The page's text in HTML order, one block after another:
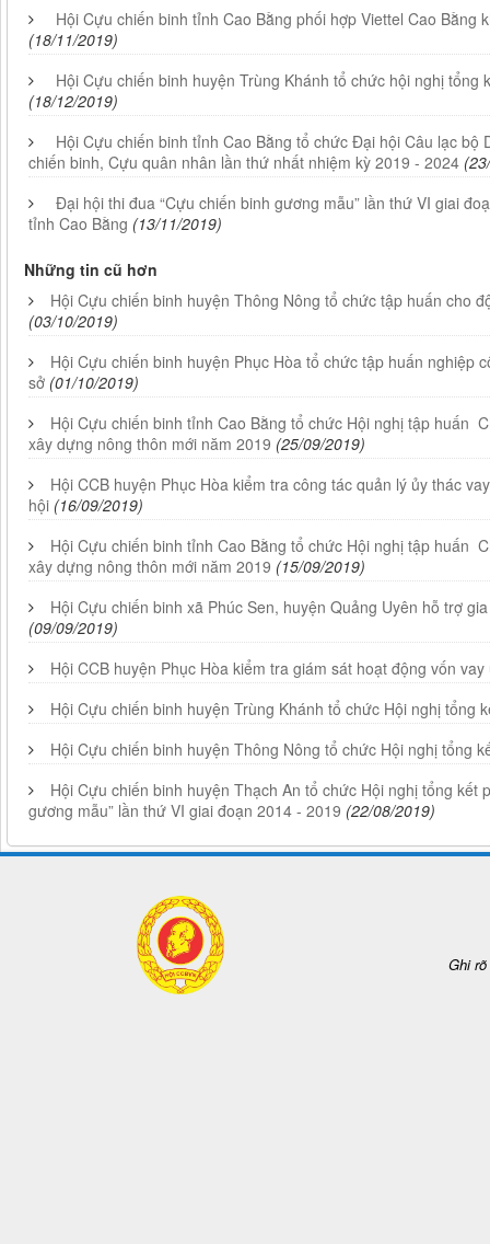
Hội Cựu chiến binh tỉnh Cao Bằng phối hợp Viettel Cao Bằng
(18/11/2019)
Hội Cựu chiến binh huyện Trùng Khánh tổ chức hội nghị tổng
(18/12/2019)
Hội Cựu chiến binh tỉnh Cao Bằng tổ chức Đại hội Câu lạc bộ
chiến binh, Cựu quân nhân lần thứ nhất nhiệm kỳ 2019 - 2024
Đại hội thi đua “Cựu chiến binh gương mẫu” lần thứ VI giai
tỉnh Cao Bằng (13/11/2019)
Những tin cũ hơn
Hội Cựu chiến binh huyện Thông Nông tổ chức tập huấn cho
(03/10/2019)
Hội Cựu chiến binh huyện Phục Hòa tổ chức tập huấn nghiệp
sở (01/10/2019)
Hội Cựu chiến binh tỉnh Cao Bằng tổ chức Hội nghị tập huấn
xây dựng nông thôn mới năm 2019 (25/09/2019)
Hội CCB huyện Phục Hòa kiểm tra công tác quản lý ủy thác
hội (16/09/2019)
Hội Cựu chiến binh tỉnh Cao Bằng tổ chức Hội nghị tập huấn
xây dựng nông thôn mới năm 2019 (15/09/2019)
Hội Cựu chiến binh xã Phúc Sen, huyện Quảng Uyên hỗ trợ
(09/09/2019)
Hội CCB huyện Phục Hòa kiểm tra giám sát hoạt động vốn
Hội Cựu chiến binh huyện Trùng Khánh tổ chức Hội nghị tổng
Hội Cựu chiến binh huyện Thông Nông tổ chức Hội nghị tổng
Hội Cựu chiến binh huyện Thạch An tổ chức Hội nghị tổng kết
gương mẫu” lần thứ VI giai đoạn 2014 - 2019 (22/08/2019)
Ghi